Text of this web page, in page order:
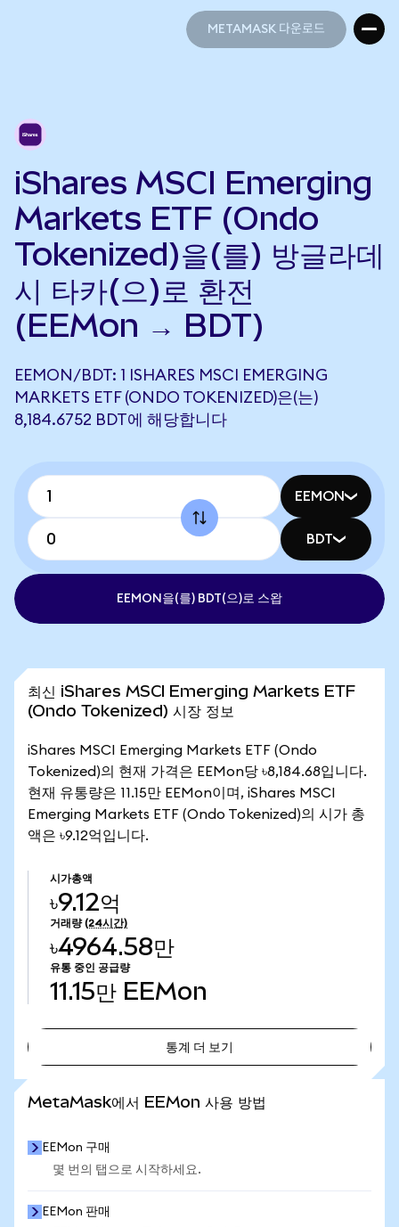
METAMASK 다운로드
iShares MSCI Emerging
Markets ETF (Ondo
Tokenized)을(를) 방글라데
시 타카(으)로 환전
(EEMon → BDT)
EEMON/BDT: 1 ISHARES MSCI EMERGING
MARKETS ETF (ONDO TOKENIZED)은(는)
8,184.6752 BDT에 해당합니다
EEMON
BDT
EEMON을(를) BDT(으)로 스왑
최신 iShares MSCI Emerging Markets ETF
(Ondo Tokenized) 시장 정보
iShares MSCI Emerging Markets ETF (Ondo
Tokenized)의 현재 가격은 EEMon당 ৳8,184.68입니다.
현재 유통량은 11.15만 EEMon이며, iShares MSCI
Emerging Markets ETF (Ondo Tokenized)의 시가 총
액은 ৳9.12억입니다.
시가총액
৳9.12억
거래량 (24시간)
৳4964.58만
유통 중인 공급량
11.15만 EEMon
통계 더 보기
MetaMask에서 EEMon 사용 방법
EEMon 구매
몇 번의 탭으로 시작하세요.
EEMon 판매